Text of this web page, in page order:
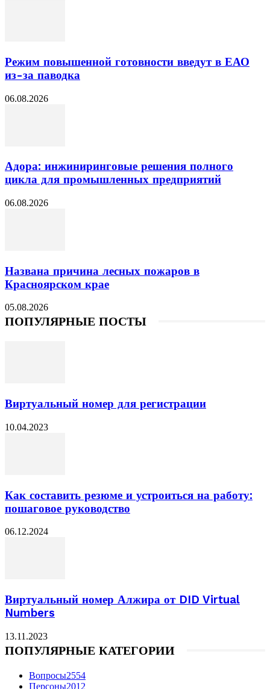
Режим повышенной готовности введут в ЕАО
из-за паводка
06.08.2026
Адора: инжиниринговые решения полного
цикла для промышленных предприятий
06.08.2026
Названа причина лесных пожаров в
Красноярском крае
05.08.2026
ПОПУЛЯРНЫЕ ПОСТЫ
Виртуальный номер для регистрации
10.04.2023
Как составить резюме и устроиться на работу:
пошаговое руководство
06.12.2024
Виртуальный номер Алжира от DID Virtual
Numbers
13.11.2023
ПОПУЛЯРНЫЕ КАТЕГОРИИ
Вопросы2554
Персоны2012